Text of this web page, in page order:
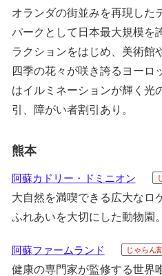
オランダの街並みを再現した
パークとして日本最大規模を
ラクションをはじめ、美術館
四季の花々が咲き誇るヨーロ
はイルミネーションが輝く光
引、障がい者割引あり。
熊本
阿蘇カドリー・ドミニオン
大自然を満喫できる広大なロ
ふれあいを大切にした動物園。
阿蘇ファームランド じゃらん
健康の専門家が監修する世界